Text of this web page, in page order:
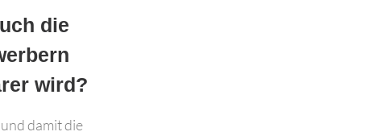
die
wird?
damit die